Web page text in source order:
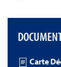
Carte